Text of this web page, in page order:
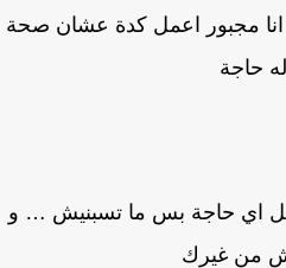
مجبور اعمل كدة عشان صحة
حاجة
اي حاجة بس ما تسبنيش … و
من غيرك